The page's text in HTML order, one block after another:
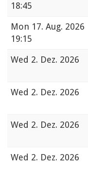
18:45
Mon 17. Aug. 2026
19:15
Wed 2. Dez. 2026
Wed 2. Dez. 2026
Wed 2. Dez. 2026
Wed 2. Dez. 2026